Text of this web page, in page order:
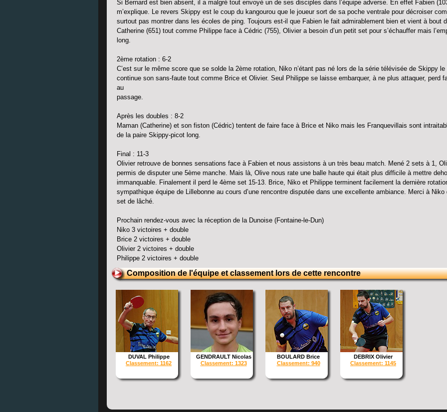
Si Bernard est bien absent, il a malgré tout envoyé un de ses disciples dans l’équipe adverse. En effet Fabien
m’explique. Le revers Skippy est le coup du kangourou que le joueur sort de sa poche ventrale pour décroiser
surtout pas montrer dans les écoles de ping. Toujours est-il que Fabien le fait admirablement bien et vient à bout
Catherine (651) tout comme Philippe face à Cédric (755), Olivier a besoin d’un petit set pour s’échauffer mais
long.
2ème rotation : 6-2
C’est sur le même score que se solde la 2ème rotation, Niko n’étant pas né lors de la série télévisée de Skippy le
continue son sans-faute tout comme Brice et Olivier. Seul Philippe se laisse embarquer, à ne plus attaquer, perd
au
passage.
Après les doubles : 8-2
Maman (Catherine) et son fiston (Cédric) tentent de faire face à Brice et Niko mais les Franquevillais sont
de la paire Skippy-picot long.
Final : 11-3
Olivier retrouve de bonnes sensations face à Fabien et nous assistons à un très beau match. Mené 2 sets à 1,
permis de disputer une 5ème manche. Mais là, Olive nous rate une balle haute qui était plus difficile à mettre
immanquable. Finalement il perd le 4ème set 15-13. Brice, Niko et Philippe terminent facilement la dernière
sympathique équipe de Lillebonne au cours d’une rencontre disputée dans une excellente ambiance. Merci à
set de lâché.
Prochain rendez-vous avec la réception de la Dunoise (Fontaine-le-Dun)
Niko 3 victoires + double
Brice 2 victoires + double
Olivier 2 victoires + double
Philippe 2 victoires + double
Composition de l'équipe et classement lors de cette rencontre
DUVAL Philippe
Classement: 1162
GENDRAULT Nicolas
Classement: 1323
BOULARD Brice
Classement: 940
DEBRIX Olivier
Classement: 1145